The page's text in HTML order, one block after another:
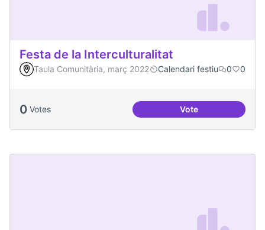
Festa de la Interculturalitat
Taula Comunitària, març 2022 Calendari festiu 0 0
0 Votes VoteFesta de la